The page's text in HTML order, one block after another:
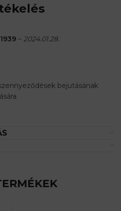
– 2024.01.28.
bejutásának